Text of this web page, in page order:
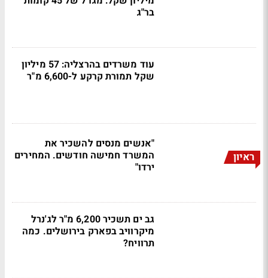
בר"ג
עוד משרדים בהרצליה: 57 מיליון
שקל תמורת קרקע ל-6,600 מ"ר
ראיון
"אנשים מנסים להשכיר את
המשרד חמישה חודשים. המחירים
ירדו"
גב ים תשכיר 6,200 מ"ר לג'נרל
מיקרוויב בפארק בירושלים. כמה
תרוויח?